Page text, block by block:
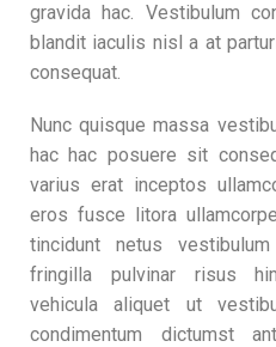
gravida hac. Vestibulum
blandit iaculis nisl a at
consequat.
Nunc quisque massa
hac hac posuere sit
varius erat inceptos
eros fusce litora
tincidunt netus
fringilla pulvinar risus
vehicula aliquet ut
condimentum dictumst